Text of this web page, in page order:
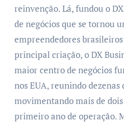
reinvenção. Lá, fundou o
de negócios que se tornou
empreendedores
principal criação, o DX
maior centro de negócios
nos EUA, reunindo dezenas
movimentando mais de
primeiro ano de operação.